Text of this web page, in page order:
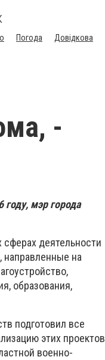
Погода Довідкова
-
году, мэр города
деятельности
направленные на
образования,
подготовил все
этих проектов
военно-